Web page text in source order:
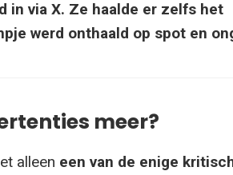
in via X. Ze haalde er zelfs het
werd onthaald op spot en
meer?
alleen een van de enige